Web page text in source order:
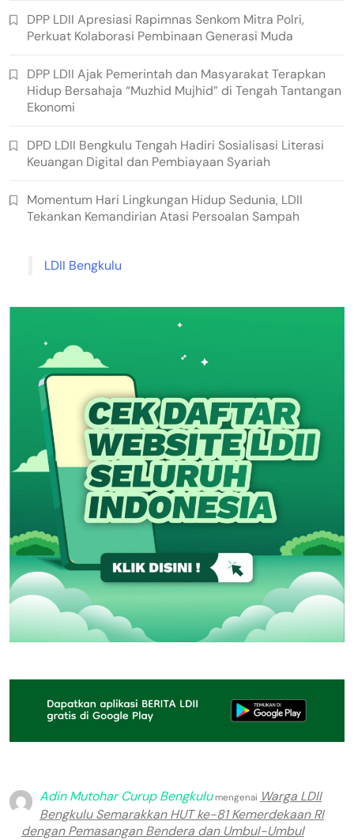
DPP LDII Apresiasi Rapimnas Senkom Mitra Polri,
Perkuat Kolaborasi Pembinaan Generasi Muda
DPP LDII Ajak Pemerintah dan Masyarakat Terapkan
Hidup Bersahaja “Muzhid Mujhid” di Tengah Tantangan
Ekonomi
DPD LDII Bengkulu Tengah Hadiri Sosialisasi Literasi
Keuangan Digital dan Pembiayaan Syariah
Momentum Hari Lingkungan Hidup Sedunia, LDII
Tekankan Kemandirian Atasi Persoalan Sampah
LDII Bengkulu
Adin Mutohar Curup Bengkulumengenai Warga LDII
Bengkulu Semarakkan HUT ke-81 Kemerdekaan RI
dengan Pemasangan Bendera dan Umbul-Umbul